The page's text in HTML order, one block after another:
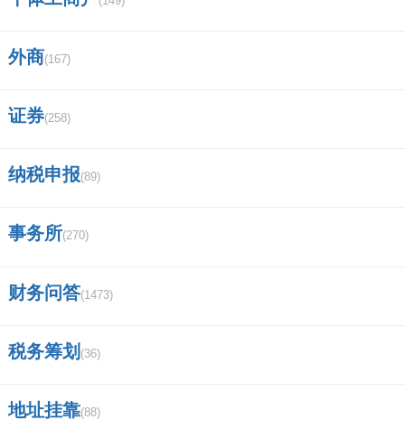
外商(167)
证券(258)
纳税申报(89)
事务所(270)
财务问答(1473)
税务筹划 (36)
地址挂靠(88)